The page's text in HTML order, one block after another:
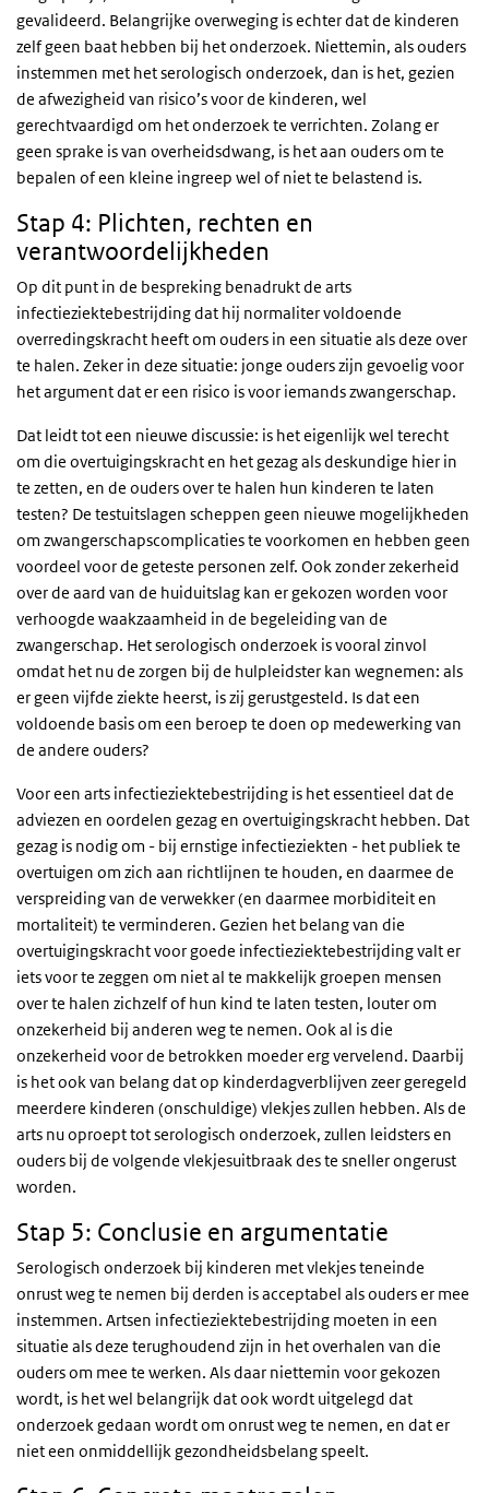
gevalideerd. Belangrijke overweging is echter dat de kinderen
zelf geen baat hebben bij het onderzoek. Niettemin, als ouders
instemmen met het serologisch onderzoek, dan is het, gezien
de afwezigheid van risico’s voor de kinderen, wel
gerechtvaardigd om het onderzoek te verrichten. Zolang er
geen sprake is van overheidsdwang, is het aan ouders om te
bepalen of een kleine ingreep wel of niet te belastend is.
Stap 4: Plichten, rechten en
verantwoordelijkheden
Op dit punt in de bespreking benadrukt de arts
infectieziektebestrijding dat hij normaliter voldoende
overredingskracht heeft om ouders in een situatie als deze over
te halen. Zeker in deze situatie: jonge ouders zijn gevoelig voor
het argument dat er een risico is voor iemands zwangerschap.
Dat leidt tot een nieuwe discussie: is het eigenlijk wel terecht
om die overtuigingskracht en het gezag als deskundige hier in
te zetten, en de ouders over te halen hun kinderen te laten
testen? De testuitslagen scheppen geen nieuwe mogelijkheden
om zwangerschapscomplicaties te voorkomen en hebben geen
voordeel voor de geteste personen zelf. Ook zonder zekerheid
over de aard van de huiduitslag kan er gekozen worden voor
verhoogde waakzaamheid in de begeleiding van de
zwangerschap. Het serologisch onderzoek is vooral zinvol
omdat het nu de zorgen bij de hulpleidster kan wegnemen: als
er geen vijfde ziekte heerst, is zij gerustgesteld. Is dat een
voldoende basis om een beroep te doen op medewerking van
de andere ouders?
Voor een arts infectieziektebestrijding is het essentieel dat de
adviezen en oordelen gezag en overtuigingskracht hebben. Dat
gezag is nodig om - bij ernstige infectieziekten - het publiek te
overtuigen om zich aan richtlijnen te houden, en daarmee de
verspreiding van de verwekker (en daarmee morbiditeit en
mortaliteit) te verminderen. Gezien het belang van die
overtuigingskracht voor goede infectieziektebestrijding valt er
iets voor te zeggen om niet al te makkelijk groepen mensen
over te halen zichzelf of hun kind te laten testen, louter om
onzekerheid bij anderen weg te nemen. Ook al is die
onzekerheid voor de betrokken moeder erg vervelend. Daarbij
is het ook van belang dat op kinderdagverblijven zeer geregeld
meerdere kinderen (onschuldige) vlekjes zullen hebben. Als de
arts nu oproept tot serologisch onderzoek, zullen leidsters en
ouders bij de volgende vlekjesuitbraak des te sneller ongerust
worden.
Stap 5: Conclusie en argumentatie
Serologisch onderzoek bij kinderen met vlekjes teneinde
onrust weg te nemen bij derden is acceptabel als ouders er mee
instemmen. Artsen infectieziektebestrijding moeten in een
situatie als deze terughoudend zijn in het overhalen van die
ouders om mee te werken. Als daar niettemin voor gekozen
wordt, is het wel belangrijk dat ook wordt uitgelegd dat
onderzoek gedaan wordt om onrust weg te nemen, en dat er
niet een onmiddellijk gezondheidsbelang speelt.